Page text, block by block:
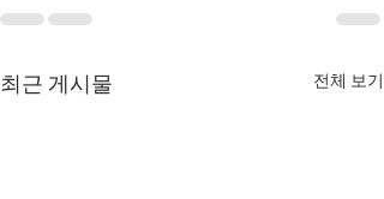
최근 게시물 전체 보기